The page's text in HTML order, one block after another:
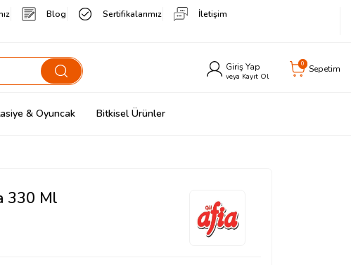
Blog Sertifikalarımız
İletişim
Giriş Yap
veya Kayıt Ol
0 Sepetim
& Oyuncak Bitkisel Ürünler
330 Ml